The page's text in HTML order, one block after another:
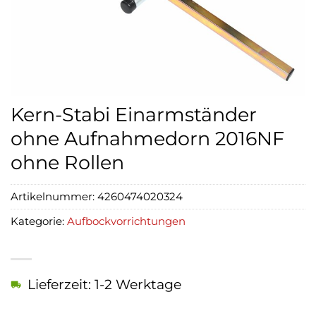
Kern-Stabi Einarmständer
ohne Aufnahmedorn 2016NF
ohne Rollen
Lieferzeit: 1-2 Werktage
Artikelnummer: 4260474020324
Kategorie: Aufbockvorrichtungen